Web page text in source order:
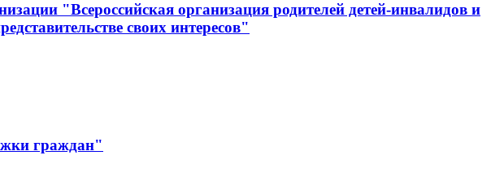
"Всероссийская организация родителей детей-инвалидов и
своих интересов"
граждан"